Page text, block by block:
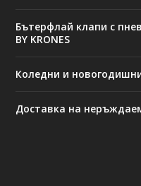
Бътерфлай клапи с
BY KRONES
Коледни и
Доставка на